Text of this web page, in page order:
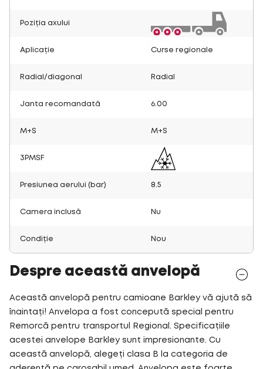
Poziția axului
Aplicație Curse regionale
Radial/diagonal Radial
Janta recomandată 6.00
M+S M+S
3PMSF
Presiunea aerului (bar) 8.5
Camera inclusă Nu
Condiție Nou
Despre această anvelopă
Această anvelopă pentru camioane Barkley vă ajută să
înaintați! Anvelopa a fost concepută special pentru
Remorcă pentru transportul Regional. Specificațiile
acestei anvelope Barkley sunt impresionante. Cu
această anvelopă, alegeți clasa B la categoria de